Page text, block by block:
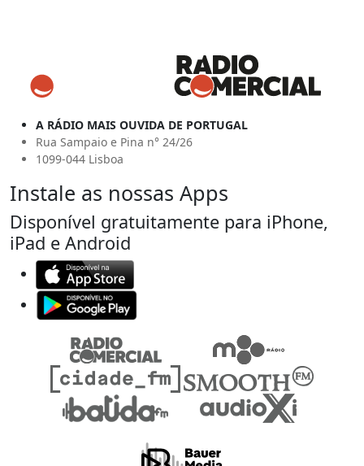
A RÁDIO MAIS OUVIDA DE PORTUGAL
Rua Sampaio e Pina n° 24/26
1099-044 Lisboa
Instale as nossas Apps
Disponível gratuitamente para iPhone,
iPad e Android